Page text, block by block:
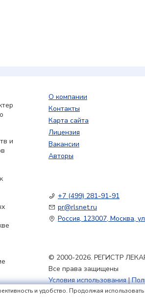
и
О компании
Контакты
Карта сайта
Лицензия
Вакансии
Авторы
+7 (499) 281-91-91
pr@rlsnet.ru
Россия, 123007, Москва,
© 2000-2026. РЕГИСТР
Все права защищены
Условия использования|
Политика обработки файлов
и удобство. Продолжая